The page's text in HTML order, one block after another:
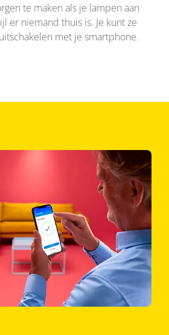
te maken als je lampen aan
er niemand thuis is. Je kunt ze
met je smartphone.